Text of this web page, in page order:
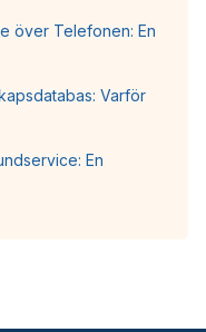
över Telefonen: En
Varför
En